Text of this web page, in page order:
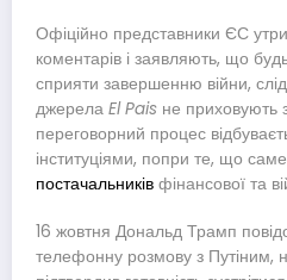
Офіційно представники ЄС
коментарів і заявляють, що
сприяти завершенню війни,
джерела El Pais не приховують
переговорний процес
інституціями, попри те, що саме
постачальників фінансової та
16 жовтня Дональд Трамп
телефонну розмову з Путіним,